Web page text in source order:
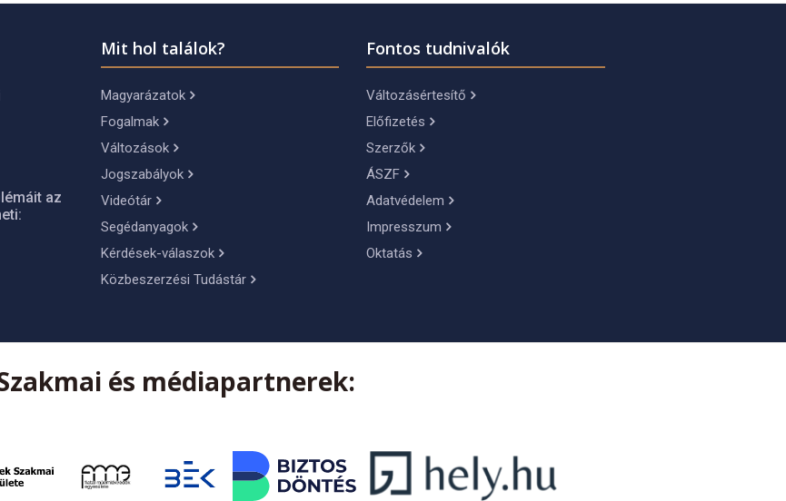
az
Mit hol találok?
Magyarázatok
Fogalmak
Változások
Jogszabályok
Videótár
Segédanyagok
Kérdések-válaszok
Közbeszerzési Tudástár
Fontos tudnivalók
Változásértesítő
Előfizetés
Szerzők
ÁSZF
Adatvédelem
Impresszum
Oktatás
és médiapartnerek: